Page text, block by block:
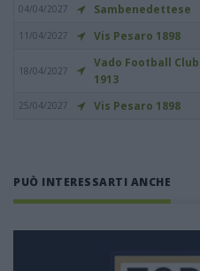
04/04/2027 Sambenedettese
11/04/2027 Vis Pesaro 1898
18/04/2027
Vado Football Club
1913
25/04/2027 Vis Pesaro 1898
PUÒ INTERESSARTI ANCHE